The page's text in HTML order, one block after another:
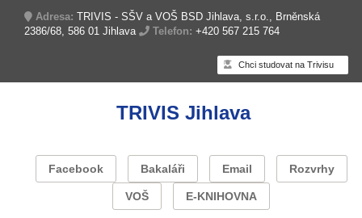
Adresa: TRIVIS - SŠV a VOŠ BSD Jihlava, s.r.o., Brněnská
2386/68, 586 01 Jihlava
Telefon: +420 567 215 764
Chci studovat na Trivisu
TRIVIS Jihlava
Facebook Bakaláři Email Rozvrhy
VOŠ E-KNIHOVNA